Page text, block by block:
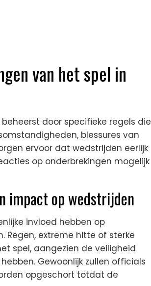
van het spel in
door specifieke regels die
blessures van
ervoor dat wedstrijden eerlijk
op onderbrekingen mogelijk
impact op wedstrijden
invloed hebben op
Regen, extreme hitte of sterke
spel, aangezien de veiligheid
Gewoonlijk zullen officials
opgeschort totdat de